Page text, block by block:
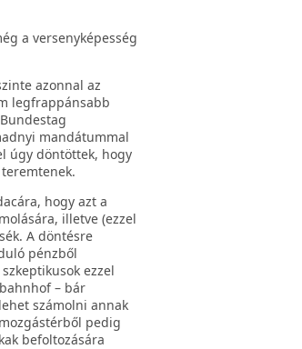
a versenyképesség
azonnal az
legfrappánsabb
mandátummal
úgy döntöttek, hogy
hogy azt a
illetve (ezzel
A döntésre
pénzből
ezzel
– bár
számolni annak
pedig
befoltozására